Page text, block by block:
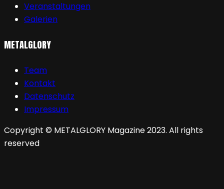
Veranstaltungen
Galerien
METALGLORY
Team
Kontakt
Datenschutz
Impressum
Copyright © METALGLORY Magazine 2023. All rights
reserved